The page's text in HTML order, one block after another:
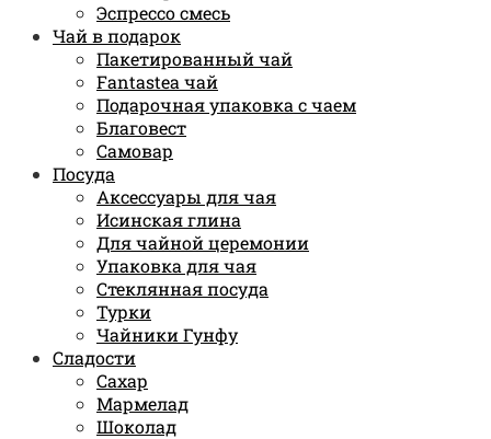
Эспрессо смесь
Чай в подарок
Пакетированный чай
Fantastea чай
Подарочная упаковка с чаем
Благовест
Самовар
Посуда
Аксессуары для чая
Исинская глина
Для чайной церемонии
Упаковка для чая
Стеклянная посуда
Турки
Чайники Гунфу
Сладости
Сахар
Мармелад
Шоколад